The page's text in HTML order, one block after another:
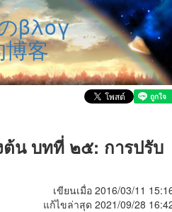
βλογ
客
ต้น บทที่ ๒๕: การปรับ
เขียนเมื่อ 2016/03/11
แก้ไขล่าสุด 2021/09/28